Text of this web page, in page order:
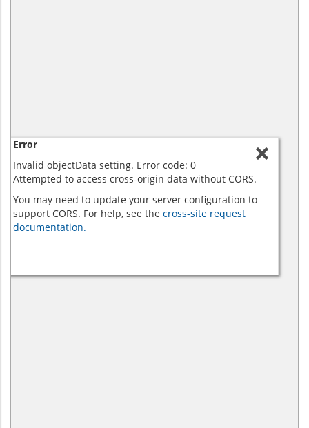
Error
Invalid objectData setting. Error code: 0
Attempted to access cross-origin data without CORS.
You may need to update your server configuration to
support CORS. For help, see the cross-site request
documentation.